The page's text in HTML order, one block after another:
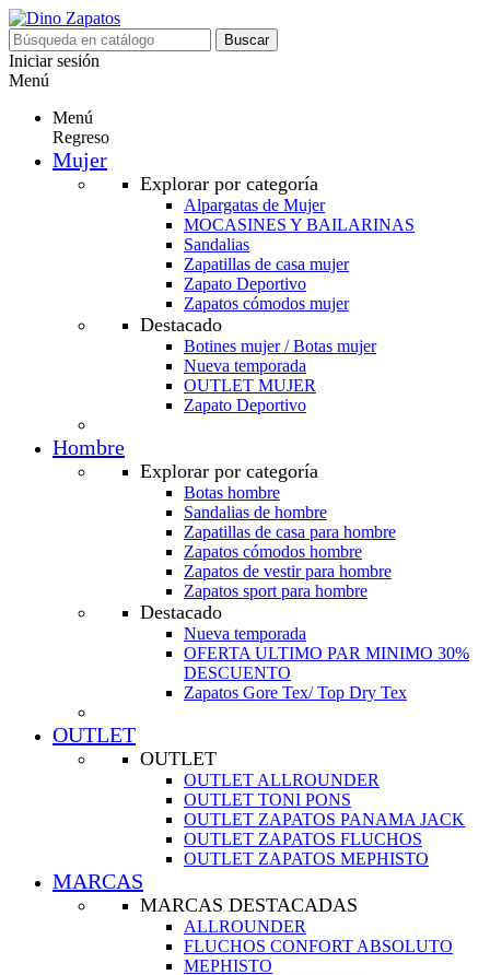
Buscar
Iniciar sesión
Menú
Menú
Regreso
Mujer
Explorar por categoría
Alpargatas de Mujer
MOCASINES Y BAILARINAS
Sandalias
Zapatillas de casa mujer
Zapato Deportivo
Zapatos cómodos mujer
Destacado
Botines mujer / Botas mujer
Nueva temporada
OUTLET MUJER
Zapato Deportivo
Hombre
Explorar por categoría
Botas hombre
Sandalias de hombre
Zapatillas de casa para hombre
Zapatos cómodos hombre
Zapatos de vestir para hombre
Zapatos sport para hombre
Destacado
Nueva temporada
OFERTA ULTIMO PAR MINIMO 30%
DESCUENTO
Zapatos Gore Tex/ Top Dry Tex
OUTLET
OUTLET
OUTLET ALLROUNDER
OUTLET TONI PONS
OUTLET ZAPATOS PANAMA JACK
OUTLET ZAPATOS FLUCHOS
OUTLET ZAPATOS MEPHISTO
MARCAS
MARCAS DESTACADAS
ALLROUNDER
FLUCHOS CONFORT ABSOLUTO
MEPHISTO